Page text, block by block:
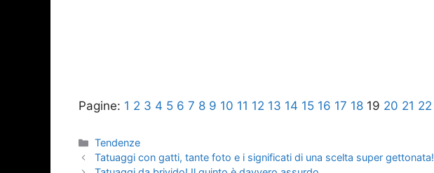
Pagine: 1 2 3 4 5 6 7 8 9 10 11 12 13 14 15 16 17 18 19 20 21 22
Categorie
Tendenze
Tatuaggi con gatti, tante foto e i significati di una scelta super gettonata!